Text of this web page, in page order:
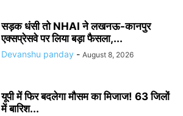
सड़क धंसी तो NHAI ने लखनऊ-कानपुर
एक्सप्रेसवे पर लिया बड़ा फैसला,...
Devanshu panday - August 8, 2026
यूपी में फिर बदलेगा मौसम का मिजाज! 63 जिलों
में बारिश...